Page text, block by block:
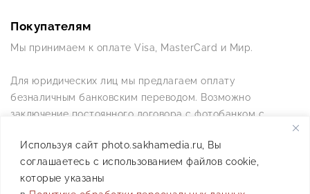
Используя сайт photo.sakhamedia.ru, Вы
соглашаетесь с использованием файлов cookie,
которые указаны
Покупателям
Мы принимаем к оплате Visa, MasterCard и Мир.
Для юридических лиц мы предлагаем оплату
безналичным банковским переводом. Возможно
заключение постоянного договора с фотобанком с
Позвоните нам по телефону +7(4112) 42-09-42 — и мы
ответим на все ваши вопросы